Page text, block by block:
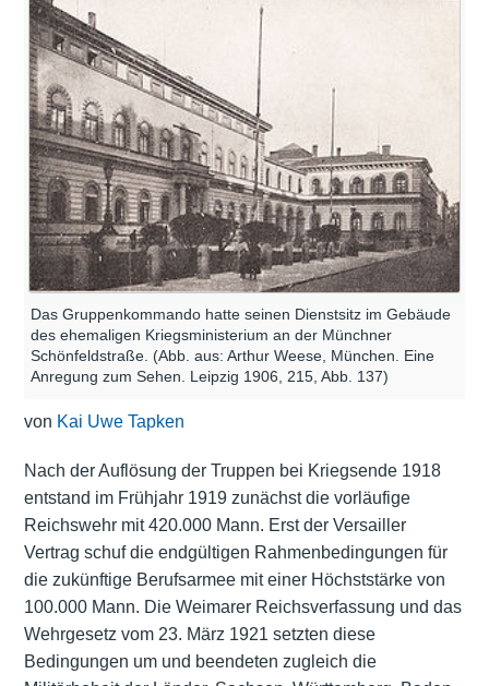
Das Gruppenkommando hatte seinen Dienstsitz im Gebäude
des ehemaligen Kriegsministerium an der Münchner
Schönfeldstraße. (Abb. aus: Arthur Weese, München. Eine
Anregung zum Sehen. Leipzig 1906, 215, Abb. 137)
von Kai Uwe Tapken
Nach der Auflösung der Truppen bei Kriegsende 1918
entstand im Frühjahr 1919 zunächst die vorläufige
Reichswehr mit 420.000 Mann. Erst der Versailler
Vertrag schuf die endgültigen Rahmenbedingungen für
die zukünftige Berufsarmee mit einer Höchststärke von
100.000 Mann. Die Weimarer Reichsverfassung und das
Wehrgesetz vom 23. März 1921 setzten diese
Bedingungen um und beendeten zugleich die